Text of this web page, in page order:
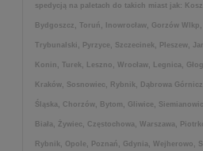
spedycją na paletach do takich miast jak:
Bydgoszcz, Toruń, Inowrocław, Gorzów
Trybunalski, Pyrzyce, Szczecinek, Pleszew,
Konin, Turek, Leszno, Wrocław, Legnica,
Kraków, Sosnowiec, Rybnik, Dąbrowa
Śląska, Chorzów, Bytom, Gliwice,
Biała, Żywiec, Częstochowa, Warszawa,
Rybnik, Opole, Poznań, Gdynia, Wejherowo,